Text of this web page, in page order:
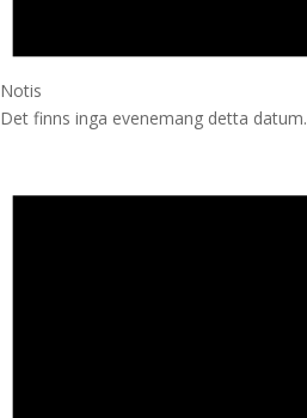
Notis
Det finns inga evenemang detta datum.